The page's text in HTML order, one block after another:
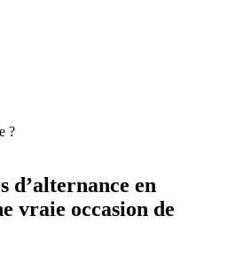
?
d’alternance en
vraie occasion de